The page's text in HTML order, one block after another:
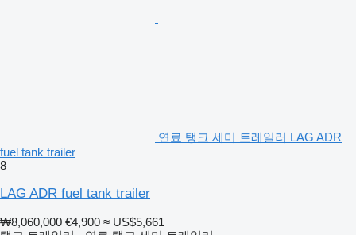
연료 탱크 세미 트레일러 LAG ADR
fuel tank trailer
8
LAG ADR fuel tank trailer
₩8,060,000 €4,900 ≈ US$5,661